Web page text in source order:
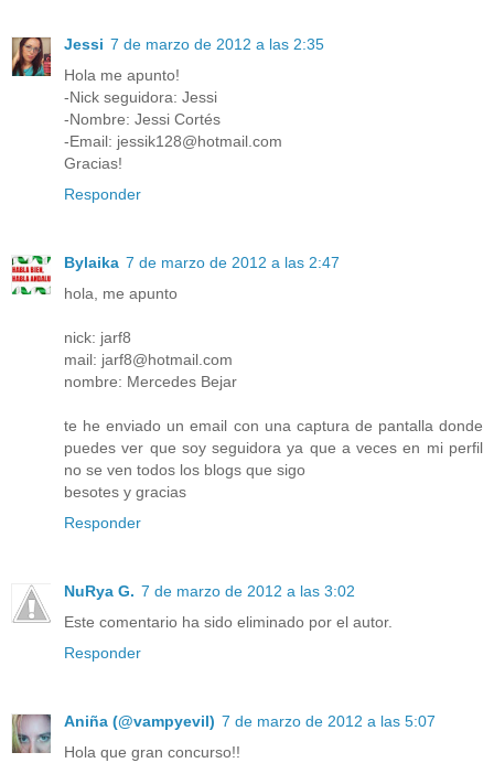
Jessi 7 de marzo de 2012 a las 2:35
Hola me apunto!
-Nick seguidora: Jessi
-Nombre: Jessi Cortés
-Email: jessik128@hotmail.com
Gracias!
Responder
Bylaika 7 de marzo de 2012 a las 2:47
hola, me apunto
nick: jarf8
mail: jarf8@hotmail.com
nombre: Mercedes Bejar
te he enviado un email con una captura de pantalla donde
puedes ver que soy seguidora ya que a veces en mi perfil
no se ven todos los blogs que sigo
besotes y gracias
Responder
NuRya G. 7 de marzo de 2012 a las 3:02
Este comentario ha sido eliminado por el autor.
Responder
Aniña (@vampyevil) 7 de marzo de 2012 a las 5:07
Hola que gran concurso!!